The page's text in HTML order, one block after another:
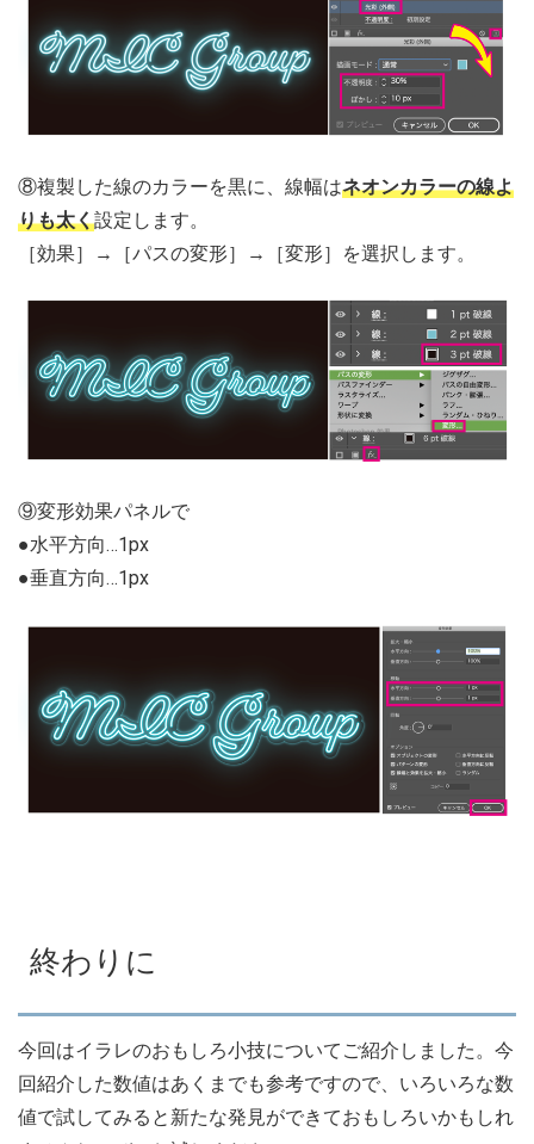
⑧複製した線のカラーを黒に、線幅はネオンカラーの線よ
りも太く設定します。
［効果］→［パスの変形］→［変形］を選択します。
⑨変形効果パネルで
●水平方向…1px
●垂直方向…1px
終わりに
今回はイラレのおもしろ小技についてご紹介しました。今
回紹介した数値はあくまでも参考ですので、いろいろな数
値で試してみると新たな発見ができておもしろいかもしれ